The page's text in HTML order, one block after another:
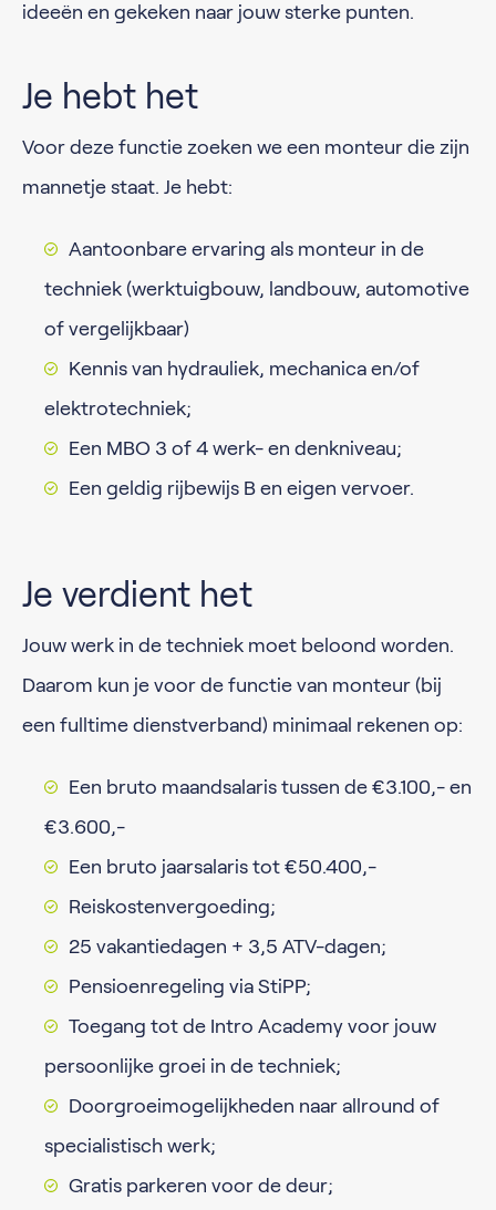
ideeën en gekeken naar jouw sterke punten.
Je hebt het
Voor deze functie zoeken we een monteur die zijn
mannetje staat. Je hebt:
Aantoonbare ervaring als monteur in de
techniek (werktuigbouw, landbouw, automotive
of vergelijkbaar)
Kennis van hydrauliek, mechanica en/of
elektrotechniek;
Een MBO 3 of 4 werk- en denkniveau;
Een geldig rijbewijs B en eigen vervoer.
Je verdient het
Jouw werk in de techniek moet beloond worden.
Daarom kun je voor de functie van monteur (bij
een fulltime dienstverband) minimaal rekenen op:
Een bruto maandsalaris tussen de €3.100,- en
€3.600,-
Een bruto jaarsalaris tot €50.400,-
Reiskostenvergoeding;
25 vakantiedagen + 3,5 ATV-dagen;
Pensioenregeling via StiPP;
Toegang tot de Intro Academy voor jouw
persoonlijke groei in de techniek;
Doorgroeimogelijkheden naar allround of
specialistisch werk;
Gratis parkeren voor de deur;